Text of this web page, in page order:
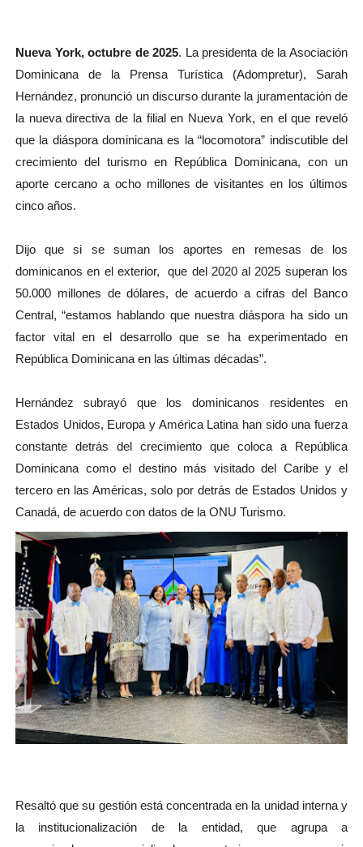
Nueva York, octubre de 2025. La presidenta de la Asociación
Dominicana de la Prensa Turística (Adompretur), Sarah
Hernández, pronunció un discurso durante la juramentación de
la nueva directiva de la filial en Nueva York, en el que reveló
que la diáspora dominicana es la “locomotora” indiscutible del
crecimiento del turismo en República Dominicana, con un
aporte cercano a ocho millones de visitantes en los últimos
cinco años.
Dijo que si se suman los aportes en remesas de los
dominicanos en el exterior, que del 2020 al 2025 superan los
50.000 millones de dólares, de acuerdo a cifras del Banco
Central, “estamos hablando que nuestra diáspora ha sido un
factor vital en el desarrollo que se ha experimentado en
República Dominicana en las últimas décadas”.
Hernández subrayó que los dominicanos residentes en
Estados Unidos, Europa y América Latina han sido una fuerza
constante detrás del crecimiento que coloca a República
Dominicana como el destino más visitado del Caribe y el
tercero en las Américas, solo por detrás de Estados Unidos y
Canadá, de acuerdo con datos de la ONU Turismo.
Resaltó que su gestión está concentrada en la unidad interna y
la institucionalización de la entidad, que agrupa a